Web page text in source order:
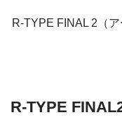
R-TYPE FINAL 2（
R-TYPE